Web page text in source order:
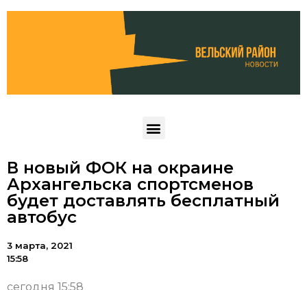
В новый ФОК на окраине
Архангельска спортсменов
будет доставлять бесплатный
автобус
3 марта, 2021
15:58
сегодня 15:58